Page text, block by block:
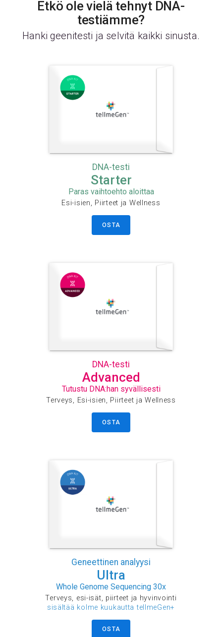
Etkö ole vielä tehnyt DNA-
testiämme?
Hanki geenitesti ja selvitä kaikki sinusta.
DNA-testi
Starter
Paras vaihtoehto aloittaa
Esi-isien, Piirteet ja Wellness
OSTA
DNA-testi
Advanced
Tutustu DNA:han syvällisesti
Terveys, Esi-isien, Piirteet ja Wellness
OSTA
Geneettinen analyysi
Ultra
Whole Genome Sequencing 30x
Terveys, esi-isät, piirteet ja hyvinvointi
sisältää kolme kuukautta tellmeGen+
OSTA